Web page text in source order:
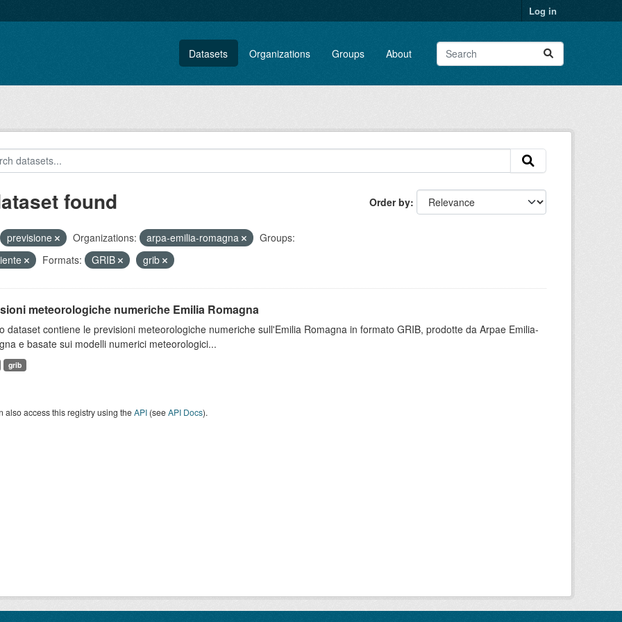
Log in
Datasets Organizations Groups About
Order by
found
previsione Organizations: arpa-emilia-romagna
Groups:
Formats: GRIB grib
meteorologiche numeriche Emilia Romagna
dataset contiene le previsioni meteorologiche numeriche sull'Emilia Romagna in formato GRIB, prodotte da Arpae Emilia-
e basate sui modelli numerici meteorologici...
grib
also access this registry using theAPI(seeAPI Docs).